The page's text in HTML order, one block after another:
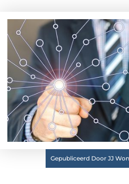
Gepubliceerd Door JJ